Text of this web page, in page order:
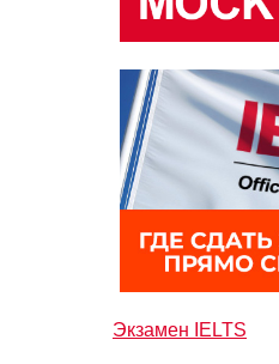
Экзамен IELTS